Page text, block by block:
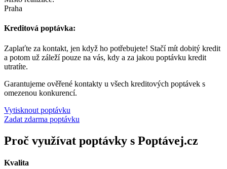
Praha
Kreditová poptávka:
Zaplaťte za kontakt, jen když ho potřebujete! Stačí mít dobitý kredit
a potom už záleží pouze na vás, kdy a za jakou poptávku kredit
utratíte.
Garantujeme ověřené kontakty u všech kreditových poptávek s
omezenou konkurencí.
Vytisknout poptávku
Zadat zdarma poptávku
Proč využívat poptávky s Poptávej.cz
Kvalita